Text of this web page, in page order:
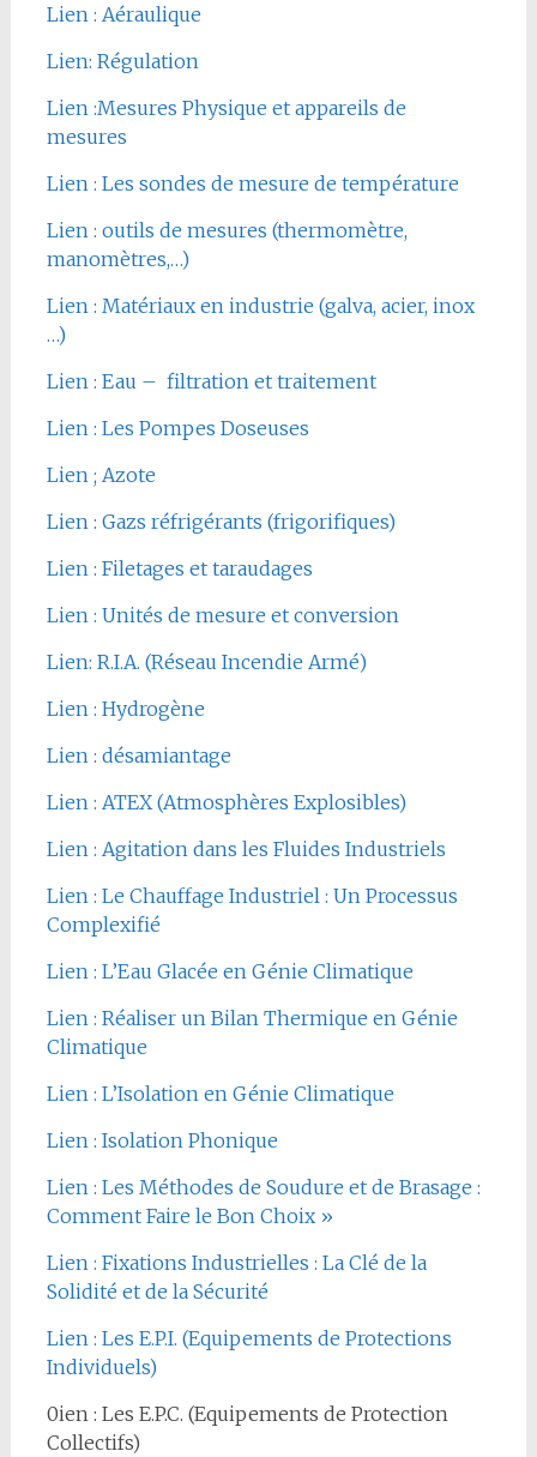
Lien : Aéraulique
Lien: Régulation
Lien :Mesures Physique et appareils de
mesures
Lien : Les sondes de mesure de température
Lien : outils de mesures (thermomètre,
manomètres,…)
Lien : Matériaux en industrie (galva, acier, inox
…)
Lien : Eau – filtration et traitement
Lien : Les Pompes Doseuses
Lien ; Azote
Lien : Gazs réfrigérants (frigorifiques)
Lien : Filetages et taraudages
Lien : Unités de mesure et conversion
Lien: R.I.A. (Réseau Incendie Armé)
Lien : Hydrogène
Lien : désamiantage
Lien : ATEX (Atmosphères Explosibles)
Lien : Agitation dans les Fluides Industriels
Lien : Le Chauffage Industriel : Un Processus
Complexifié
Lien : L’Eau Glacée en Génie Climatique
Lien : Réaliser un Bilan Thermique en Génie
Climatique
Lien : L’Isolation en Génie Climatique
Lien : Isolation Phonique
Lien : Les Méthodes de Soudure et de Brasage :
Comment Faire le Bon Choix »
Lien : Fixations Industrielles : La Clé de la
Solidité et de la Sécurité
Lien : Les E.P.I. (Equipements de Protections
Individuels)
0ien : Les E.P.C. (Equipements de Protection
Collectifs)